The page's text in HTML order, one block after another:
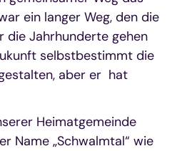
ein langer Weg, den die
die Jahrhunderte gehen
selbstbestimmt die
aber er hat
Heimatgemeinde
Name „Schwalmtal“ wie